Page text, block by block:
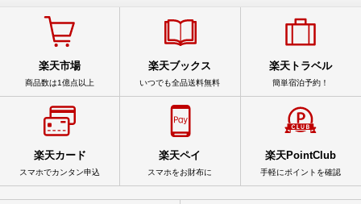
楽天市場
商品数は1億点以上
楽天ブックス
いつでも全品送料無料
楽天トラベル
簡単宿泊予約！
楽天カード
スマホでカンタン申込
楽天ペイ
スマホをお財布に
楽天PointClub
手軽にポイントを確認